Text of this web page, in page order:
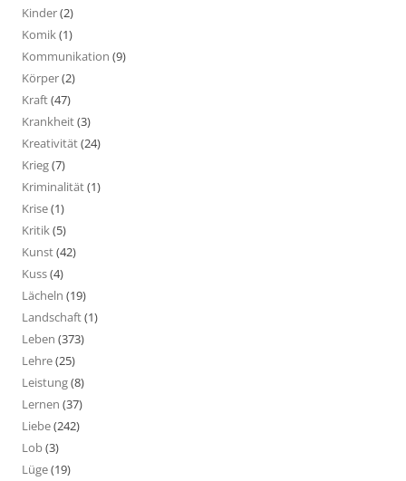
Kinder(2)
Komik(1)
Kommunikation (9)
Körper(2)
Kraft(47)
Krankheit(3)
Kreativität(24)
Krieg(7)
Kriminalität(1)
Krise(1)
Kritik(5)
Kunst(42)
Kuss(4)
Lächeln (19)
Landschaft(1)
Leben (373)
Lehre(25)
Leistung(8)
Lernen (37)
Liebe(242)
Lob(3)
Lüge(19)